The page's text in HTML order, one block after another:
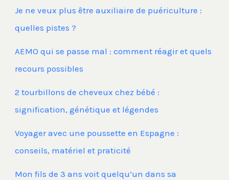
Je ne veux plus être auxiliaire de puériculture :
quelles pistes ?
AEMO qui se passe mal : comment réagir et quels
recours possibles
2 tourbillons de cheveux chez bébé :
signification, génétique et légendes
Voyager avec une poussette en Espagne :
conseils, matériel et praticité
Mon fils de 3 ans voit quelqu’un dans sa